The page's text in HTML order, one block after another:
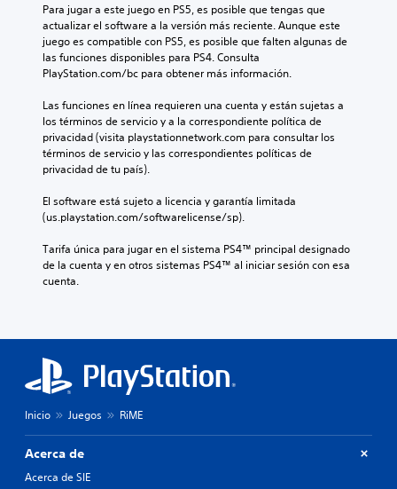
Para jugar a este juego en PS5, es posible que tengas que
actualizar el software a la versión más reciente. Aunque este
juego es compatible con PS5, es posible que falten algunas de
las funciones disponibles para PS4. Consulta
PlayStation.com/bc para obtener más información.
Las funciones en línea requieren una cuenta y están sujetas a
los términos de servicio y a la correspondiente política de
privacidad (visita playstationnetwork.com para consultar los
términos de servicio y las correspondientes políticas de
privacidad de tu país).
El software está sujeto a licencia y garantía limitada
(us.playstation.com/softwarelicense/sp).
Tarifa única para jugar en el sistema PS4™ principal designado
de la cuenta y en otros sistemas PS4™ al iniciar sesión con esa
cuenta.
Inicio Juegos RiME
Acerca de
Acerca de SIE